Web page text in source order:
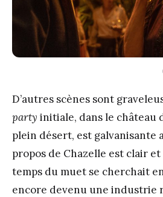
D’autres scènes sont
party initiale, dans le château
plein désert, est galvanisante
propos de Chazelle est clair
temps du muet se cherchait
encore devenu une industrie